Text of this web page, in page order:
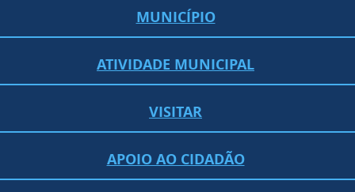
MUNICÍPIO
ATIVIDADE MUNICIPAL
VISITAR
APOIO AO CIDADÃO